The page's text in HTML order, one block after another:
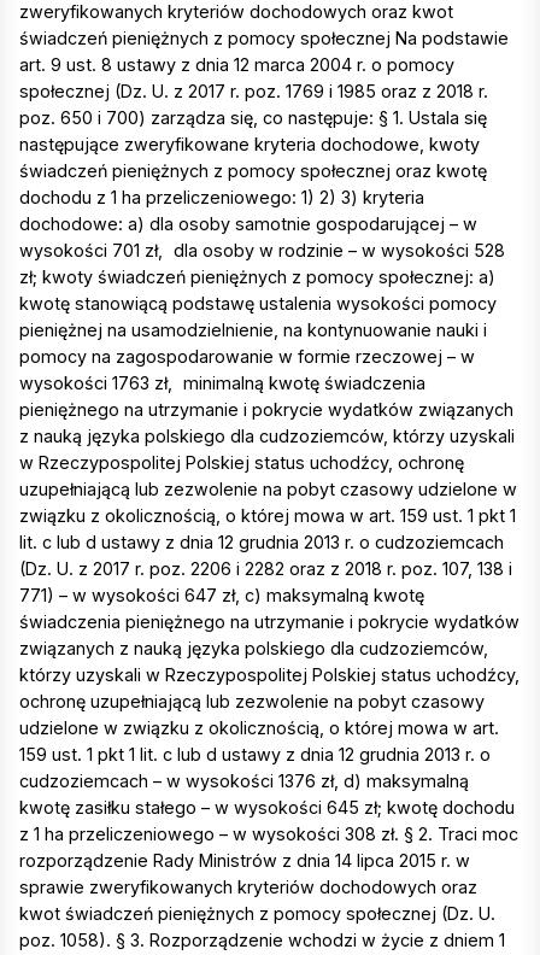
zweryfikowanych kryteriów dochodowych oraz kwot
świadczeń pieniężnych z pomocy społecznej Na podstawie
art. 9 ust. 8 ustawy z dnia 12 marca 2004 r. o pomocy
społecznej (Dz. U. z 2017 r. poz. 1769 i 1985 oraz z 2018 r.
poz. 650 i 700) zarządza się, co następuje: § 1. Ustala się
następujące zweryfikowane kryteria dochodowe, kwoty
świadczeń pieniężnych z pomocy społecznej oraz kwotę
dochodu z 1 ha przeliczeniowego: 1) 2) 3) kryteria
dochodowe: a) dla osoby samotnie gospodarującej – w
wysokości 701 zł,
dla osoby w rodzinie – w wysokości 528
zł; kwoty świadczeń pieniężnych z pomocy społecznej: a)
kwotę stanowiącą podstawę ustalenia wysokości pomocy
pieniężnej na usamodzielnienie, na kontynuowanie nauki i
pomocy na zagospodarowanie w formie rzeczowej – w
wysokości 1763 zł,
minimalną kwotę świadczenia
pieniężnego na utrzymanie i pokrycie wydatków związanych
z nauką języka polskiego dla cudzoziemców, którzy uzyskali
w Rzeczypospolitej Polskiej status uchodźcy, ochronę
uzupełniającą lub zezwolenie na pobyt czasowy udzielone w
związku z okolicznością, o której mowa w art. 159 ust. 1 pkt 1
lit. c lub d ustawy z dnia 12 grudnia 2013 r. o cudzoziemcach
(Dz. U. z 2017 r. poz. 2206 i 2282 oraz z 2018 r. poz. 107, 138 i
771) – w wysokości 647 zł, c) maksymalną kwotę
świadczenia pieniężnego na utrzymanie i pokrycie wydatków
związanych z nauką języka polskiego dla cudzoziemców,
którzy uzyskali w Rzeczypospolitej Polskiej status uchodźcy,
ochronę uzupełniającą lub zezwolenie na pobyt czasowy
udzielone w związku z okolicznością, o której mowa w art.
159 ust. 1 pkt 1 lit. c lub d ustawy z dnia 12 grudnia 2013 r. o
cudzoziemcach – w wysokości 1376 zł, d) maksymalną
kwotę zasiłku stałego – w wysokości 645 zł; kwotę dochodu
z 1 ha przeliczeniowego – w wysokości 308 zł. § 2. Traci moc
rozporządzenie Rady Ministrów z dnia 14 lipca 2015 r. w
sprawie zweryfikowanych kryteriów dochodowych oraz
kwot świadczeń pieniężnych z pomocy społecznej (Dz. U.
poz. 1058). § 3. Rozporządzenie wchodzi w życie z dniem 1